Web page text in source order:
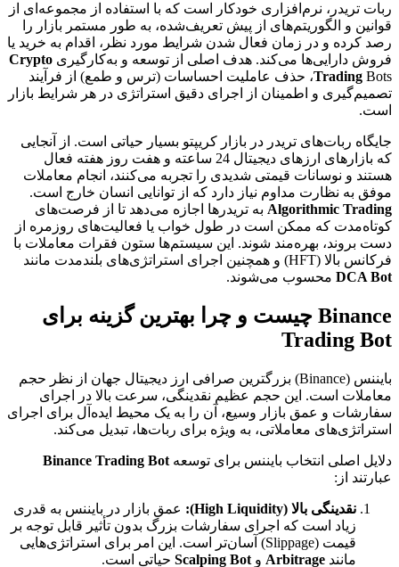
ربات تریدر، نرم‌افزاری خودکار است که با استفاده از مجموعه‌ای از
قوانین و الگوریتم‌های از پیش تعریف‌شده، به طور مستمر بازار را
رصد کرده و در زمان فعال شدن شرایط مورد نظر، اقدام به خرید یا
فروش دارایی‌ها می‌کند. هدف اصلی از توسعه و به‌کارگیری Crypto
TradingBots، حذف عاملیت احساسات (ترس و طمع) از فرآیند
تصمیم‌گیری و اطمینان از اجرای دقیق استراتژی در هر شرایط بازار
است.
جایگاه ربات‌های تریدر در بازار کریپتو بسیار حیاتی است. از آنجایی
که بازارهای ارزهای دیجیتال 24 ساعته و هفت روز هفته فعال
هستند و نوسانات قیمتی شدیدی را تجربه می‌کنند، انجام معاملات
موفق به نظارت مداوم نیاز دارد که از توانایی انسان خارج است.
Algorithmic Trading به تریدرها اجازه می‌دهد تا از فرصت‌های
کوتاه‌مدت که ممکن است در طول خواب یا فعالیت‌های روزمره از
دست بروند، بهره‌مند شوند. این سیستم‌ها ستون فقرات معاملات با
فرکانس بالا (HFT) و همچنین اجرای استراتژی‌های بلندمدت مانند
DCA Bot محسوب می‌شوند.
Binance چیست و چرا بهترین گزینه برای
Trading Bot
بایننس (Binance) بزرگترین صرافی ارز دیجیتال جهان از نظر حجم
معاملات است. این حجم عظیم نقدینگی، سرعت بالا در اجرای
سفارشات و عمق بازار وسیع، آن را به یک محیط ایده‌آل برای اجرای
استراتژی‌های معاملاتی، به ویژه برای ربات‌ها، تبدیل می‌کند.
دلایل اصلی انتخاب بایننس برای توسعه Binance Trading Bot
عبارتند از:
نقدینگی بالا (High Liquidity):
عمق بازار در بایننس به قدری
زیاد است که اجرای سفارشات بزرگ بدون تأثیر قابل توجه بر
قیمت (Slippage) آسان‌تر است. این امر برای استراتژی‌هایی
مانند Arbitrage و Scalping Bot حیاتی است.